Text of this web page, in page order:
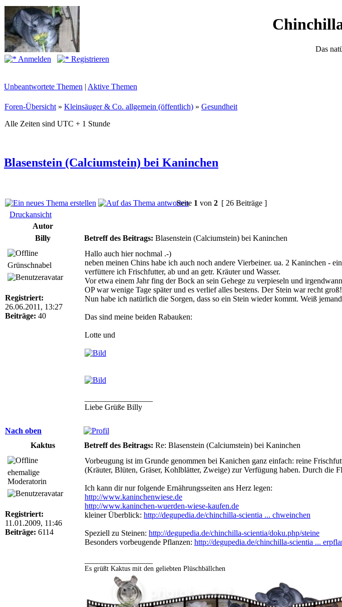
Das
Anmelden
Registrieren
Unbeantwortete Themen | Aktive Themen
Foren-Übersicht » Kleinsäuger & Co. allgemein (öffentlich) » Gesundheit
Alle Zeiten sind UTC + 1 Stunde
Blasenstein (Calciumstein) bei Kaninchen
Seite 1 von 2 [ 26 Beiträge ]
Druckansicht
Autor
Billy
Betreff des Beitrags: Blasenstein (Calciumstein) bei Kaninchen
Grünschnabel
Registriert:
26.06.2011, 13:27
Beiträge: 40
Hallo auch hier nochmal .-)
neben meinen Chins habe ich auch noch andere Vierbeiner. ua. 2 Kaninchen -
verfüttere ich Frischfutter, ab und an getr. Kräuter und Wasser.
Vor etwa einem Jahr fing der Bock an sein Gehege zu verpieseln und
OP war wenige Tage später und es verlief alles bestens. Der Stein war recht
Nun habe ich natürlich die Sorgen, dass so ein Stein wieder kommt. Weiß
Das sind meine beiden Rabauken:
Lotte und
Liebe Grüße Billy
Nach oben
Kaktus
Betreff des Beitrags: Re: Blasenstein (Calciumstein) bei Kaninchen
ehemalige
Moderatorin
Registriert:
11.01.2009, 11:46
Beiträge: 6114
Vorbeugung ist im Grunde genommen bei Kanichen ganz einfach: reine
(Kräuter, Blüten, Gräser, Kohlblätter, Zweige) zur Verfügung haben. Durch die
Ich kann dir nur folgende Ernährungsseiten ans Herz legen:
http://www.kaninchenwiese.de
http://www.kaninchen-wuerden-wiese-kaufen.de
kleiner Überblick: http://degupedia.de/chinchilla-scientia ... chweinchen
Speziell zu Steinen: http://degupedia.de/chinchilla-scientia/doku.php/steine
Besonders vorbeugende Pflanzen: http://degupedia.de/chinchilla-scientia ...
Es grüßt Kaktus mit den geliebten Plüschbällchen